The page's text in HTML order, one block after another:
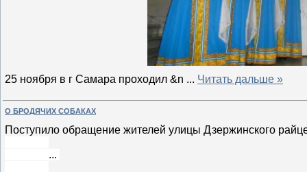
25 ноября в г Самара проходил &n ... Читать дальше »
О БРОДЯЧИХ СОБАКАХ
Поступило обращение жителей улицы Дзержинского
...